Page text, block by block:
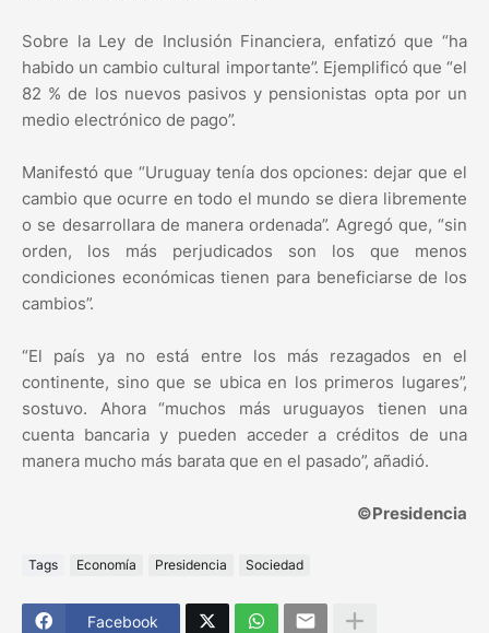
Sobre la Ley de Inclusión Financiera, enfatizó que “ha
habido un cambio cultural importante”. Ejemplificó que “el
82 % de los nuevos pasivos y pensionistas opta por un
medio electrónico de pago”.
Manifestó que “Uruguay tenía dos opciones: dejar que el
cambio que ocurre en todo el mundo se diera libremente
o se desarrollara de manera ordenada”. Agregó que, “sin
orden, los más perjudicados son los que menos
condiciones económicas tienen para beneficiarse de los
cambios”.
“El país ya no está entre los más rezagados en el
continente, sino que se ubica en los primeros lugares”,
sostuvo. Ahora “muchos más uruguayos tienen una
cuenta bancaria y pueden acceder a créditos de una
manera mucho más barata que en el pasado”, añadió.
©Presidencia
Tags Economía Presidencia Sociedad
Facebook